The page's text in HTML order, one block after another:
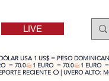
LIVE
RECIENTE ⚪ | UVERO ALTO: